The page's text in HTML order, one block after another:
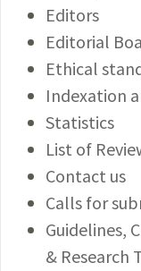
Editors
Editorial
Ethical
Indexation
Statistics
List of
Contact us
Calls for
Guidelines,
& Research